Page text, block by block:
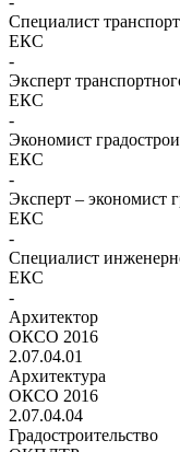
Специалист
ЕКС
-
Эксперт
ЕКС
-
Экономист
ЕКС
-
Эксперт – экономист
ЕКС
-
Специалист
ЕКС
-
Архитектор
ОКСО 2016
2.07.04.01
Архитектура
ОКСО 2016
2.07.04.04
Градостроительство